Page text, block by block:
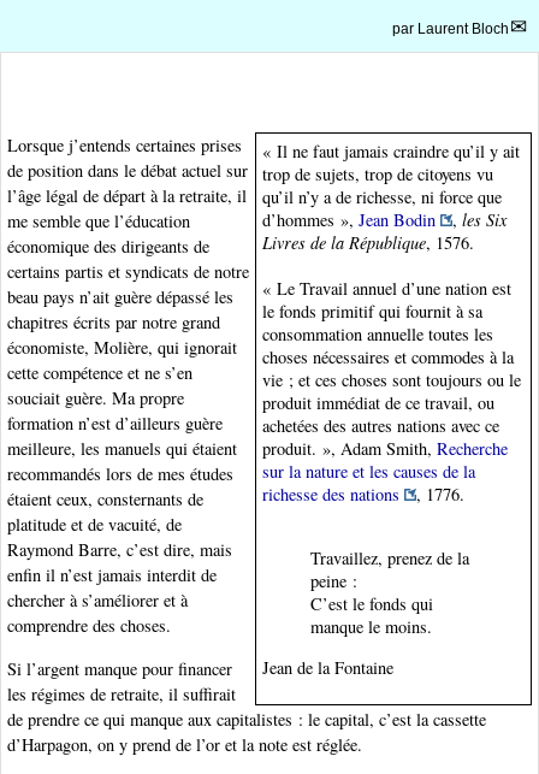
par Laurent Bloch
« Il ne faut jamais craindre qu’il y ait
trop de sujets, trop de citoyens vu
qu’il n’y a de richesse, ni force que
d’hommes », Jean Bodin , les Six
Livres de la République, 1576.
« Le Travail annuel d’une nation est
le fonds primitif qui fournit à sa
consommation annuelle toutes les
choses nécessaires et commodes à la
vie ; et ces choses sont toujours ou le
produit immédiat de ce travail, ou
achetées des autres nations avec ce
produit. », Adam Smith, Recherche
sur la nature et les causes de la
richesse des nations
, 1776.
Travaillez, prenez de la
peine :
C’est le fonds qui
manque le moins.
Jean de la Fontaine
Lorsque j’entends certaines prises
de position dans le débat actuel sur
l’âge légal de départ à la retraite, il
me semble que l’éducation
économique des dirigeants de
certains partis et syndicats de notre
beau pays n’ait guère dépassé les
chapitres écrits par notre grand
économiste, Molière, qui ignorait
cette compétence et ne s’en
souciait guère. Ma propre
formation n’est d’ailleurs guère
meilleure, les manuels qui étaient
recommandés lors de mes études
étaient ceux, consternants de
platitude et de vacuité, de
Raymond Barre, c’est dire, mais
enfin il n’est jamais interdit de
chercher à s’améliorer et à
comprendre des choses.
Si l’argent manque pour financer
les régimes de retraite, il suffirait
de prendre ce qui manque aux capitalistes : le capital, c’est la cassette
d’Harpagon, on y prend de l’or et la note est réglée.